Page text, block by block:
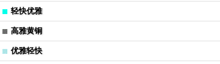
轻快优雅
高雅黄铜
优雅轻快